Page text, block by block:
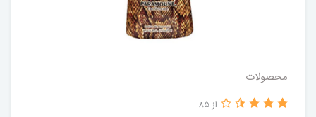
محصولات
از 85